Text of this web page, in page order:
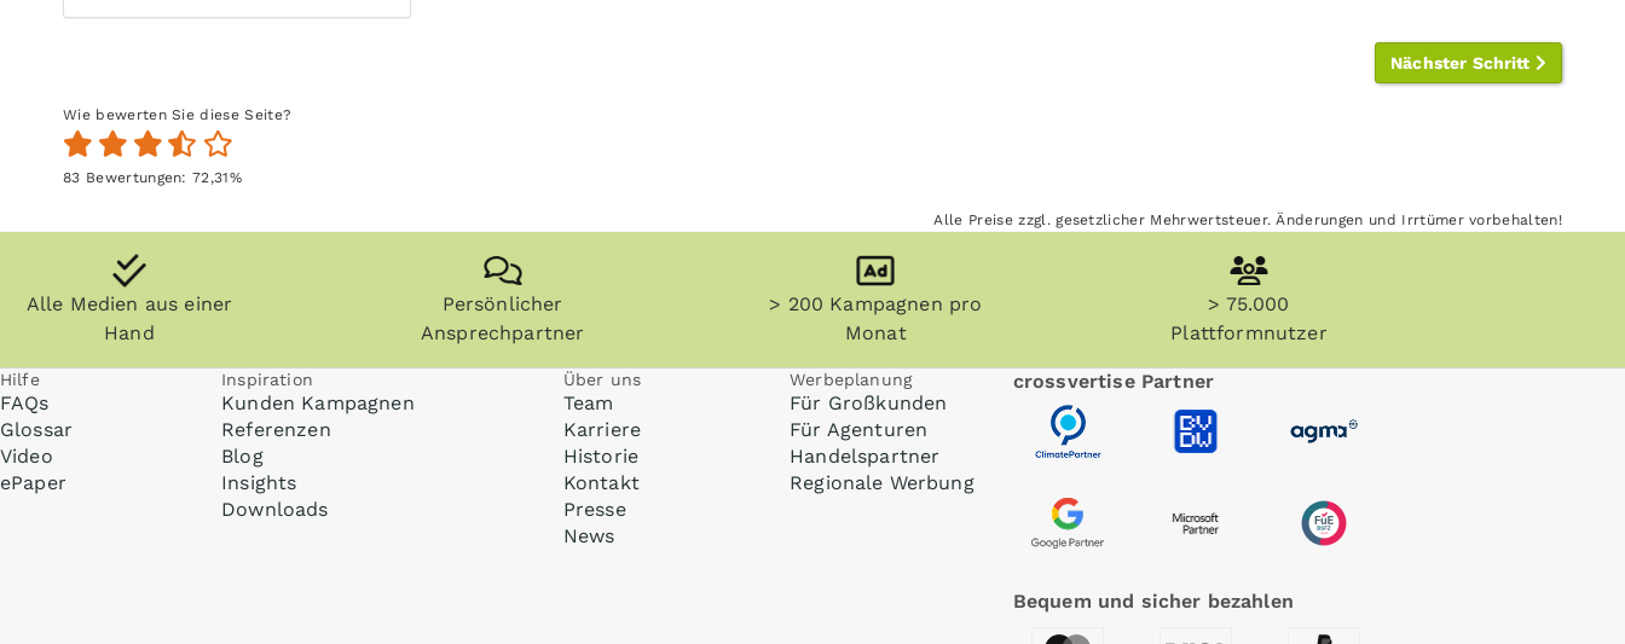
Nächster Schritt
Wie bewerten Sie diese Seite?
83 Bewertungen:72,31%
Alle Preise zzgl. gesetzlicher Mehrwertsteuer. Änderungen und Irrtümer vorbehalten!
Alle Medien aus einer
Hand
Persönlicher
Ansprechpartner
> 200 Kampagnen pro
Monat
> 75.000
Plattformnutzer
Hilfe
FAQs
Glossar
Video
ePaper
Inspiration
Kunden Kampagnen
Referenzen
Blog
Insights
Downloads
Über uns
Team
Karriere
Historie
Kontakt
Presse
News
Werbeplanung
Für Großkunden
Für Agenturen
Handelspartner
Regionale Werbung
crossvertise Partner
Bequem und sicher bezahlen